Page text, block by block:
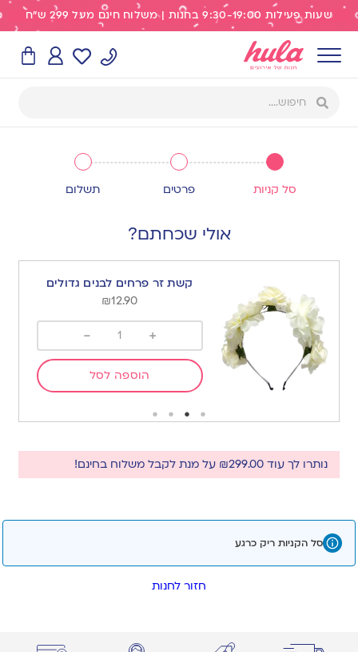
שעות פעילות 9:30-19:00 בחנות | משלוח חינם מעל 299 ש"ח
סל קניות
פרטים
תשלום
אולי שכחתם?
קשת זר פרחים לבנים גדולים
₪12.90
+
-
הוספה לסל
נותרו לך עוד ₪299.00 על מנת לקבל משלוח בחינם!
סל הקניות ריק כרגע
חזור לחנות